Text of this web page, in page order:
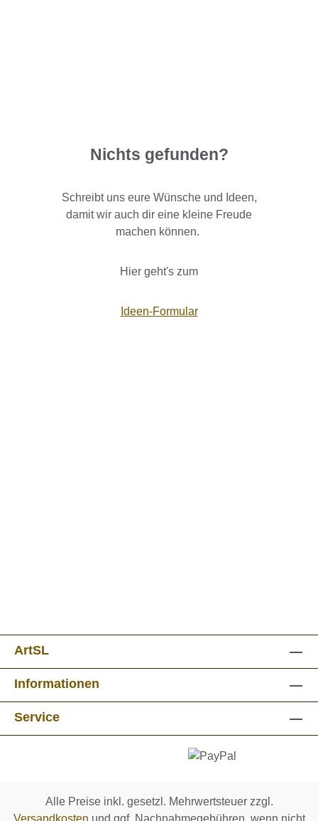
Nichts gefunden?
Schreibt uns eure Wünsche und Ideen,
damit wir auch dir eine kleine Freude
machen können.
Hier geht's zum
Ideen-Formular
ArtSL
Informationen
Service
Alle Preise inkl. gesetzl. Mehrwertsteuer zzgl.
Versandkosten und ggf. Nachnahmegebühren, wenn nicht